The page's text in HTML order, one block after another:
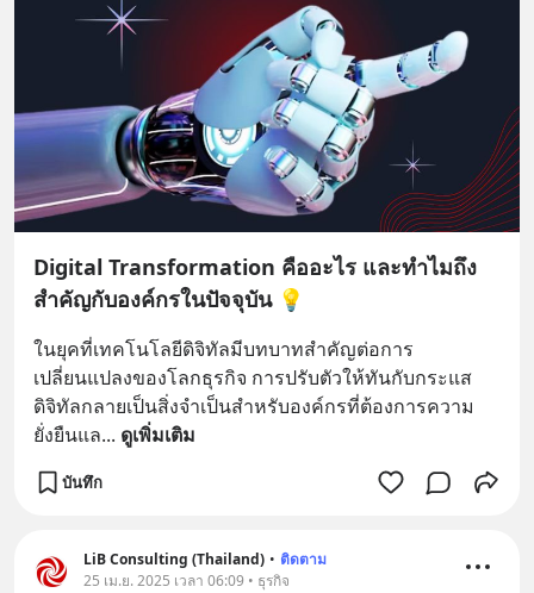
Digital Transformation คืออะไร และทำไมถึง
สำคัญกับองค์กรในปัจจุบัน 💡
ในยุคที่เทคโนโลยีดิจิทัลมีบทบาทสำคัญต่อการ
เปลี่ยนแปลงของโลกธุรกิจ การปรับตัวให้ทันกับกระแส
ดิจิทัลกลายเป็นสิ่งจำเป็นสำหรับองค์กรที่ต้องการความ
ยั่งยืนแล... ดูเพิ่มเติม
บันทึก
LiB Consulting (Thailand) • ติดตาม
25 เม.ย. 2025 เวลา 06:09 • ธุรกิจ